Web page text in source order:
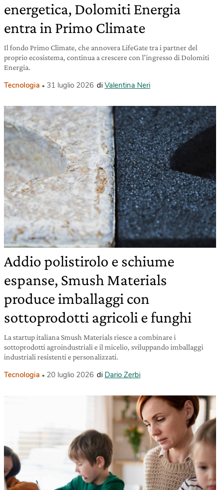
energetica, Dolomiti Energia
entra in Primo Climate
Il fondo Primo Climate, che annovera LifeGate tra i partner del
proprio ecosistema, continua a crescere con l’ingresso di Dolomiti
Energia.
Tecnologia 31 luglio 2026 di Valentina Neri
Addio polistirolo e schiume
espanse, Smush Materials
produce imballaggi con
sottoprodotti agricoli e funghi
La startup italiana Smush Materials riesce a combinare i
sottoprodotti agroindustriali e il micelio, sviluppando imballaggi
industriali resistenti e personalizzati.
Tecnologia 20 luglio 2026 di Dario Zerbi